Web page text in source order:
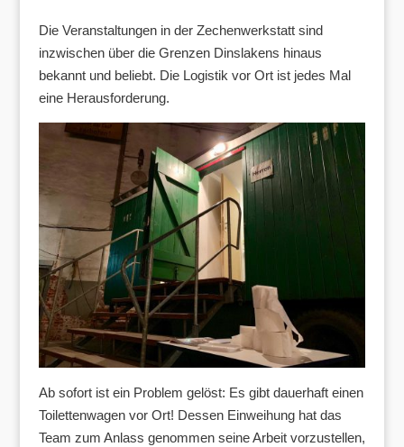
Die Veranstaltungen in der Zechenwerkstatt sind
inzwischen über die Grenzen Dinslakens hinaus
bekannt und beliebt. Die Logistik vor Ort ist jedes Mal
eine Herausforderung.
Ab sofort ist ein Problem gelöst: Es gibt dauerhaft einen
Toilettenwagen vor Ort! Dessen Einweihung hat das
Team zum Anlass genommen seine Arbeit vorzustellen,